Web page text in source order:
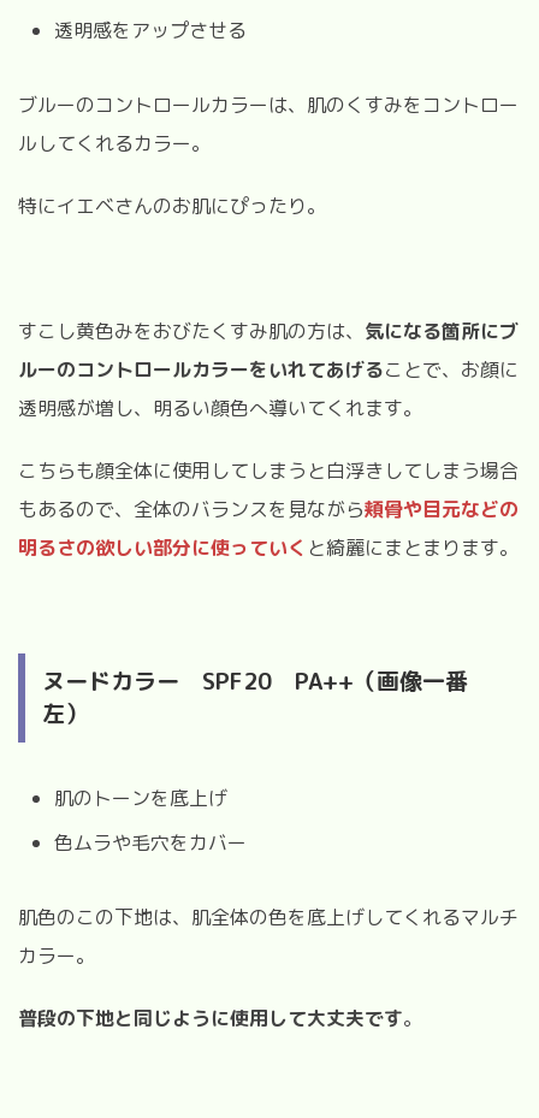
透明感をアップさせる
ブルーのコントロールカラーは、肌のくすみをコントロー
ルしてくれるカラー。
特にイエベさんのお肌にぴったり。
すこし黄色みをおびたくすみ肌の方は、 気になる箇所にブ
ルーのコントロールカラーをいれてあげることで、お顔に
透明感が増し、明るい顔色へ導いてくれます。
こちらも顔全体に使用してしまうと白浮きしてしまう場合
もあるので、全体のバランスを見ながら頬骨や目元などの
明るさの欲しい部分に使っていく と綺麗にまとまります。
ヌードカラー SPF20
PA++（画像一番
左）
肌のトーンを底上げ
色ムラや毛穴をカバー
肌色のこの下地は、肌全体の色を底上げしてくれるマルチ
カラー。
普段の下地と同じように使用して大丈夫です。